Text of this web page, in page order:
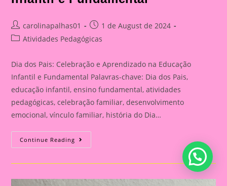
Post
author:
carolinapalhas01
Post
published:
1 de August de 2024
PostAtividades Pedagógicas
Dia dos Pais: Celebração e Aprendizado na Educação
Infantil e Fundamental Palavras-chave: Dia dos Pais,
educação infantil, ensino fundamental, atividades
pedagógicas, celebração familiar, desenvolvimento
emocional, vínculo familiar, história do Dia…
Continue Reading Atividade
Para
Dia